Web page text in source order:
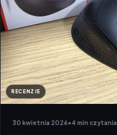
RECENZJE
30 kwietnia 2026•4 min czytania